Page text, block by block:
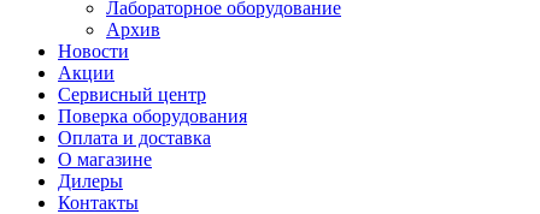
Лабораторное оборудование
Архив
Новости
Акции
Сервисный центр
Поверка оборудования
Оплата и доставка
О магазине
Дилеры
Контакты